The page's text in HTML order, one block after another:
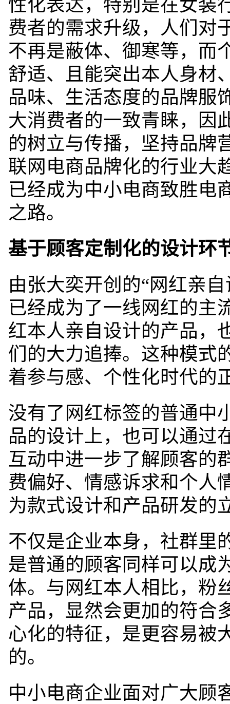
性化表达，特别是在女装
费者的需求升级，人们对
不再是蔽体、御寒等，而
舒适、且能突出本人身材
品味、生活态度的品牌服
大消费者的一致青睐，因
的树立与传播，坚持品牌
联网电商品牌化的行业大
已经成为中小电商致胜电
之路。
基于顾客定制化的设计环
由张大奕开创的“网红亲
已经成为了一线网红的主
红本人亲自设计的产品，
们的大力追捧。 这种模式
着参与感、个性化时代的
没有了网红标签的普通中
品的设计上，也可以通过
互动中进一步了解顾客的
费偏好、 情感诉求和个人
为款式设计和产品研发的
不仅是企业本身，社群里
是普通的顾客同样可以成
体。与网红本人相比，粉
产品，显然会更加的符合
心化的特征，是更容易被
的。
中小电商企业面对广大顾